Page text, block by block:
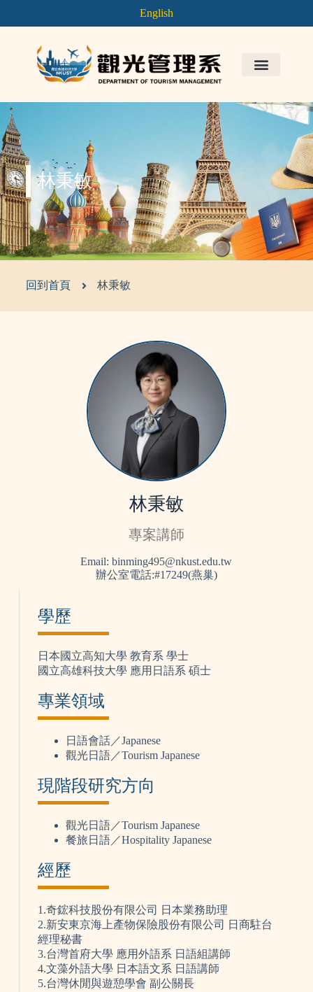
English
林秉敏
回到首頁 林秉敏
林秉敏
專案講師
Email: binming495@nkust.edu.tw
辦公室電話:#17249(燕巢)
學歷
日本國立高知大學 教育系 學士
國立高雄科技大學 應用日語系 碩士
專業領域
日語會話／Japanese
觀光日語／Tourism Japanese
現階段研究方向
觀光日語／Tourism Japanese
餐旅日語／Hospitality Japanese
經歷
1.奇鋐科技股份有限公司 日本業務助理
2.新安東京海上產物保險股份有限公司 日商駐台
經理秘書
3.台灣首府大學 應用外語系 日語組講師
4.文藻外語大學 日本語文系 日語講師
5.台灣休閒與遊憩學會 副公關長